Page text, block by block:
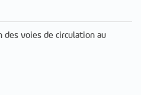
des voies de circulation au